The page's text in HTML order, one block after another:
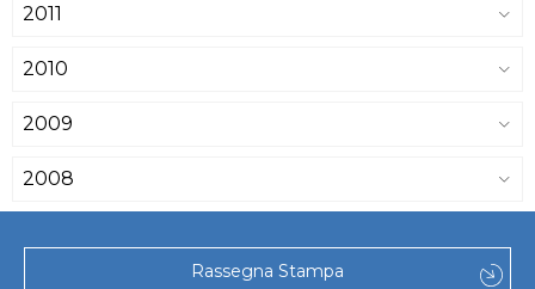
2011
2010
2009
2008
Rassegna Stampa